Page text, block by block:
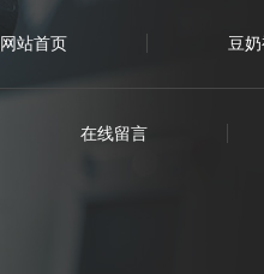
中频点焊机焊接时熔核偏移都有些什么原因?
网站首页 豆
在线留言